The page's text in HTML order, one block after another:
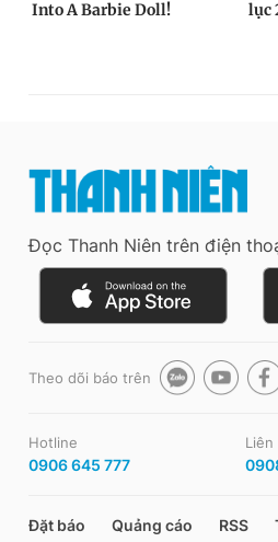
Đọc Thanh Niên trên điện
Theo dõi báo trên
Hotline
0906 645 777
Liên
Đặt báo Quảng cáo RSS